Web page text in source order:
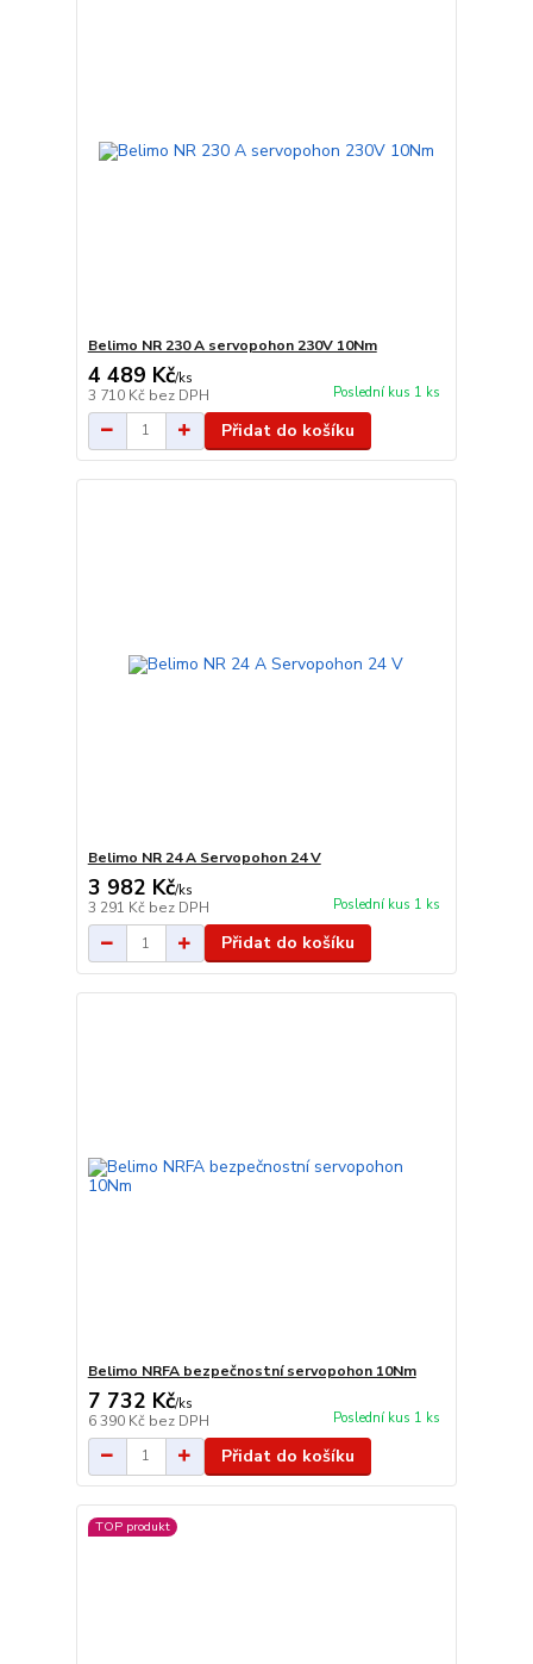
Belimo NR 230 A servopohon 230V 10Nm
4 489 Kč/ks
3 710 Kč bez DPH Poslední kus 1 ks
Přidat do košíku
Belimo NR 24 A Servopohon 24 V
3 982 Kč/ks
3 291 Kč bez DPH Poslední kus 1 ks
Přidat do košíku
Belimo NRFA bezpečnostní servopohon 10Nm
7 732 Kč/ks
6 390 Kč bez DPH Poslední kus 1 ks
Přidat do košíku
TOP produkt